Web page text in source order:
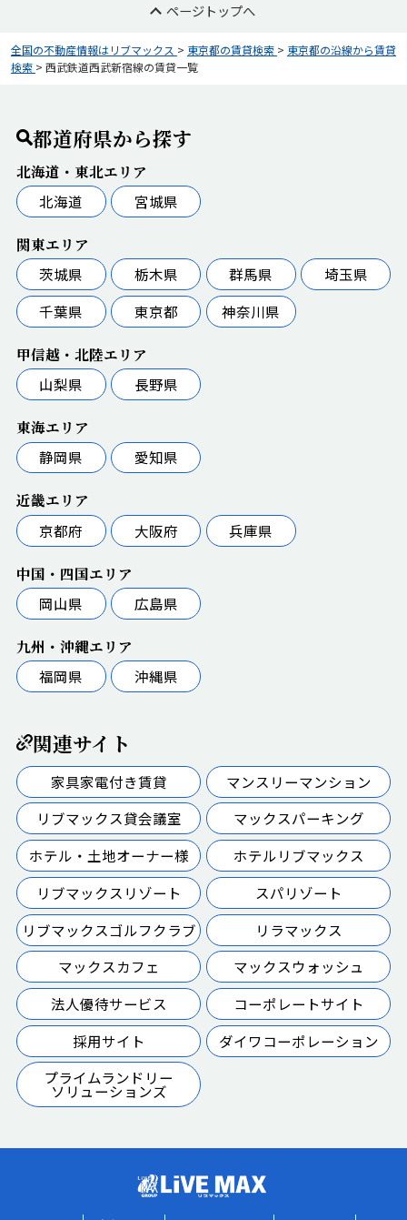
ページトップへ
全国の不動産情報はリブマックス > 東京都の賃貸検索 > 東京都の沿線から賃貸
検索 > 西武鉄道西武新宿線の賃貸一覧
都道府県から探す
北海道・東北エリア
北海道
宮城県
関東エリア
茨城県
栃木県 群馬県
埼玉県
千葉県
東京都 神奈川県
甲信越・北陸エリア
山梨県
長野県
東海エリア
静岡県
愛知県
近畿エリア
京都府
大阪府 兵庫県
中国・四国エリア
岡山県
広島県
九州・沖縄エリア
福岡県
沖縄県
関連サイト
家具家電付き賃貸
マンスリーマンション
リブマックス貸会議室
マックスパーキング
ホテル・土地オーナー様
ホテルリブマックス
リブマックスリゾート
スパリゾート
リブマックスゴルフクラブ
リラマックス
マックスカフェ
マックスウォッシュ
法人優待サービス
コーポレートサイト
採用サイト
ダイワコーポレーション
プライムランドリー
ソリューションズ